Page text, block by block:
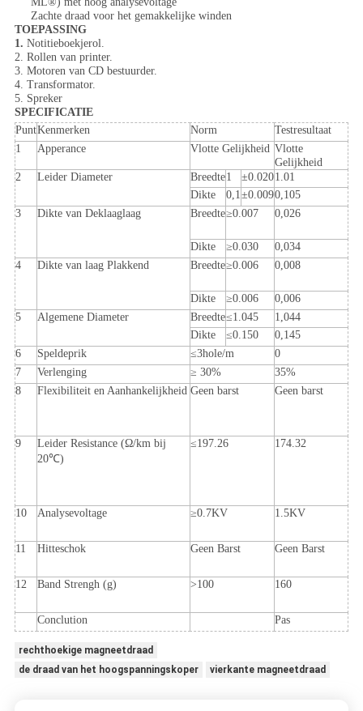
Zachte draad voor het gemakkelijke winden
TOEPASSING
1. Notitieboekjerol.
2. Rollen van printer.
3. Motoren van CD bestuurder.
4. Transformator.
5. Spreker
SPECIFICATIE
PuntKenmerken Norm
Testresultaat
1
Apperance Vlotte Gelijkheid Vlotte
Gelijkheid
2
Leider Diameter Breedte1 ±0.0201.01
Dikte
0,1 ±0.0090,105
3
Dikte van Deklaaglaag Breedte≥0.007 0,026
Dikte ≥0.030
0,034
4
Dikte van laag Plakkend Breedte≥0.006 0,008
Dikte ≥0.006
0,006
5
Algemene Diameter Breedte≤1.045
1,044
Dikte
≤0.150
0,145
6
Speldeprik ≤3hole/m
0
7
Verlenging ≥ 30%
35%
8
Flexibiliteit en Aanhankelijkheid Geen barst Geen barst
9
Leider Resistance (Ω/km bij
20℃)
≤197.26 174.32
10 Analysevoltage ≥0.7KV 1.5KV
11 Hitteschok Geen Barst Geen Barst
12 Band Strengh (g) >100 160
Conclution Pas
rechthoekige magneetdraad
de draad van het hoogspanningskoper
vierkante magneetdraad